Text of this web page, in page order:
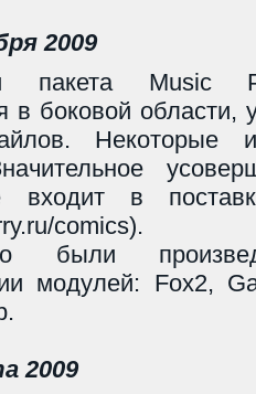
2009
пакета Music
в боковой области,
Некоторые
входит в
comics).
были
модулей: Fox2,
2009